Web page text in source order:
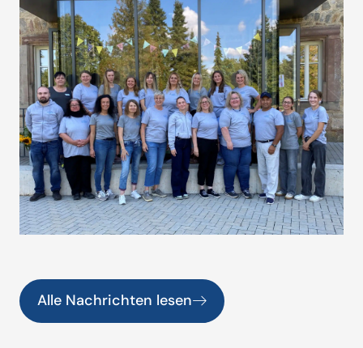
Alle Nachrichten lesen